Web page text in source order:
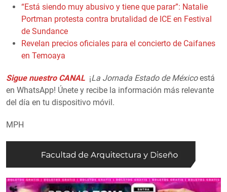
“Está siendo muy abusivo y tiene que parar”: Natalie
Portman protesta contra brutalidad de ICE en Festival
de Sundance
Revelan precios oficiales para el concierto de Caifanes
en Temoaya
Sigue nuestro CANAL ¡La Jornada Estado de Méxicoestá
en WhatsApp! Únete y recibe la información más relevante
del día en tu dispositivo móvil.
MPH